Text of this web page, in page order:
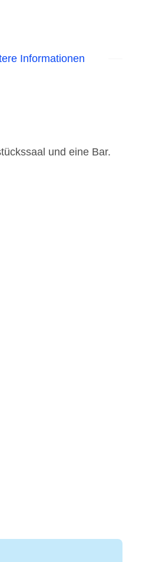
Informationen
und eine Bar.